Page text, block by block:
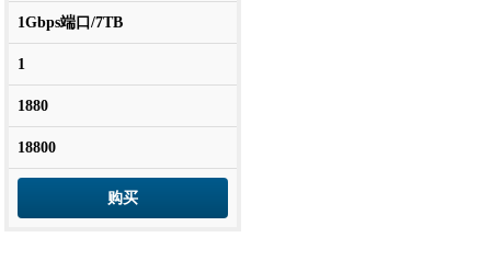
1Gbps端口/7TB
1
1880
18800
购买